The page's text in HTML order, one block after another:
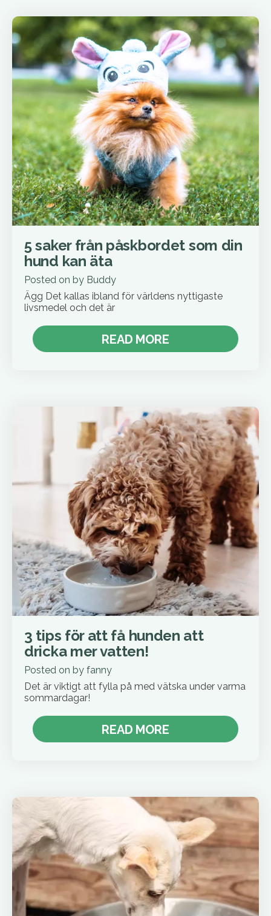
5 saker från påskbordet som din
hund kan äta
Posted on by Buddy
Ägg Det kallas ibland för världens nyttigaste
livsmedel och det är
READ MORE
3 tips för att få hunden att
dricka mer vatten!
Posted on by fanny
Det är viktigt att fylla på med vätska under varma
sommardagar!
READ MORE